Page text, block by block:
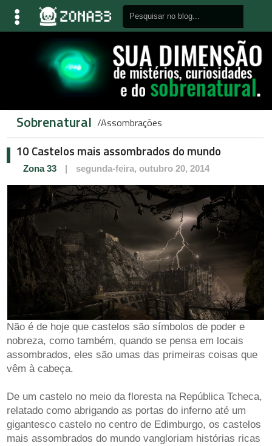
Sobrenatural Assombrações
10 Castelos mais assombrados do mundo
Zona 33 segunda-feira, outubro 20, 2014
Não é de hoje que castelos são símbolos de poder e
nobreza, como também, quando se pensa em locais
assombrados, eles são umas das primeiras coisas que
vêm à cabeça.
De um castelo no meio da floresta na República Tcheca,
relatado como abrigando as portas do inferno até um
gigantesco castelo no centro de Edimburgo, os castelos
mais assombrados do mundo vangloriam histórias ricas